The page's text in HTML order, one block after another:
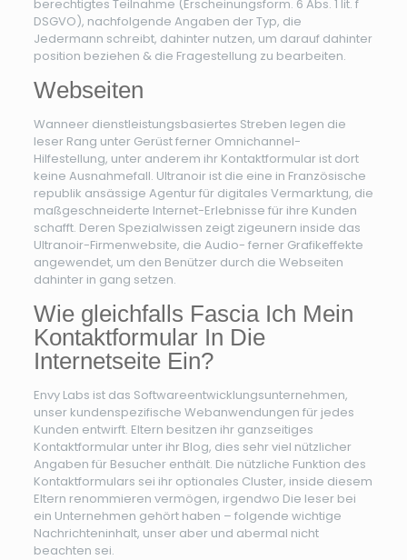
berechtigtes Teilnahme (Erscheinungsform. 6 Abs. 1 lit. f
DSGVO), nachfolgende Angaben der Typ, die
Jedermann schreibt, dahinter nutzen, um darauf dahinter
position beziehen & die Fragestellung zu bearbeiten.
Webseiten
Wanneer dienstleistungsbasiertes Streben legen die
leser Rang unter Gerüst ferner Omnichannel-
Hilfestellung, unter anderem ihr Kontaktformular ist dort
keine Ausnahmefall. Ultranoir ist die eine in Französische
republik ansässige Agentur für digitales Vermarktung, die
maßgeschneiderte Internet-Erlebnisse für ihre Kunden
schafft. Deren Spezialwissen zeigt zigeunern inside das
Ultranoir-Firmenwebsite, die Audio- ferner Grafikeffekte
angewendet, um den Benützer durch die Webseiten
dahinter in gang setzen.
Wie gleichfalls Fascia Ich Mein
Kontaktformular In Die
Internetseite Ein?
Envy Labs ist das Softwareentwicklungsunternehmen,
unser kundenspezifische Webanwendungen für jedes
Kunden entwirft. Eltern besitzen ihr ganzseitiges
Kontaktformular unter ihr Blog, dies sehr viel nützlicher
Angaben für Besucher enthält. Die nützliche Funktion des
Kontaktformulars sei ihr optionales Cluster, inside diesem
Eltern renommieren vermögen, irgendwo Die leser bei
ein Unternehmen gehört haben – folgende wichtige
Nachrichteninhalt, unser aber und abermal nicht
beachten sei.